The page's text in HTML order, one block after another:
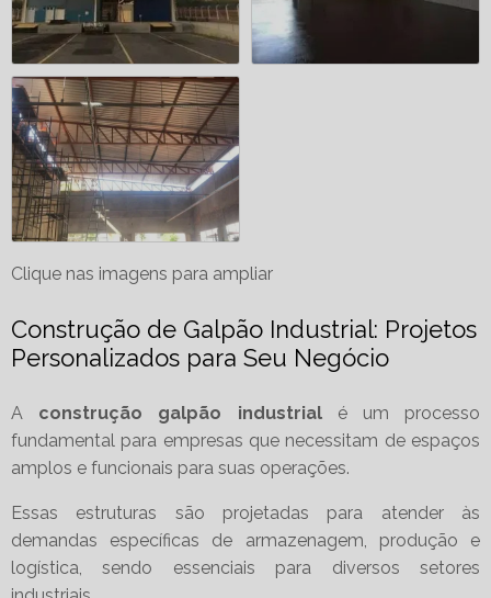
Clique nas imagens para ampliar
Construção de Galpão Industrial: Projetos
Personalizados para Seu Negócio
A construção galpão industrialé um processo
fundamental para empresas que necessitam de espaços
amplos e funcionais para suas operações.
Essas estruturas são projetadas para atender às
demandas específicas de armazenagem, produção e
logística, sendo essenciais para diversos setores